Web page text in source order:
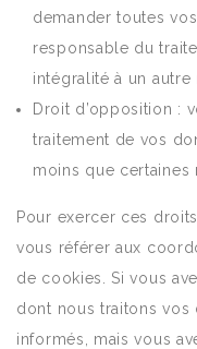
demander toutes
responsable du
intégralité à un
Droit d’opposition :
traitement de vos
moins que certaines
Pour exercer ces
vous référer aux
de cookies. Si vous
dont nous traitons vos
informés, mais vous